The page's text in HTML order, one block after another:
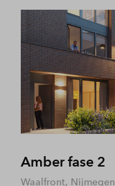
Amber fase 2
Waalfront, Nijmegen